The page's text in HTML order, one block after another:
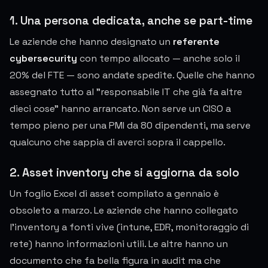
1. Una persona dedicata, anche se part-time
Le aziende che hanno designato un referente
cybersecurity con tempo allocato — anche solo il
20% del FTE — sono andate spedite. Quelle che hanno
assegnato tutto al "responsabile IT che già fa altre
dieci cose" hanno arrancato. Non serve un CISO a
tempo pieno per una PMI da 80 dipendenti, ma serve
qualcuno che sappia di averci sopra il cappello.
2. Asset inventory che si aggiorna da solo
Un foglio Excel di asset compilato a gennaio è
obsoleto a marzo. Le aziende che hanno collegato
l'inventory a fonti vive (intune, EDR, monitoraggio di
rete) hanno informazioni utili. Le altre hanno un
documento che fa bella figura in audit ma che